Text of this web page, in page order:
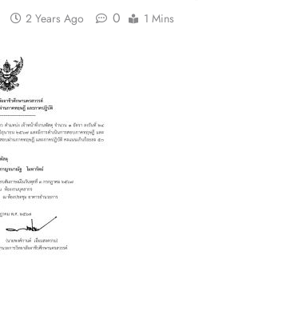
2 Years Ago 0 1 Mins